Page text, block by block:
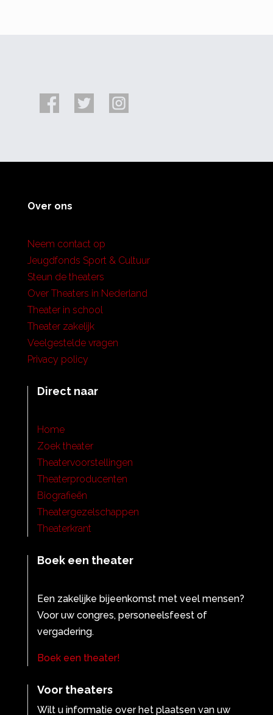
Over ons
Neem contact op
Jeugdfonds Sport & Cultuur
Steun de theaters
Over Theaters in Nederland
Theater in school
Theater zakelijk
Veelgestelde vragen
Privacy policy
Direct naar
Home
Zoek theater
Theatervoorstellingen
Theaterproducenten
Biografieën
Theatergezelschappen
Theaterkrant
Boek een theater
Een zakelijke bijeenkomst met veel mensen?
Voor uw congres, personeelsfeest of
vergadering.
Boek een theater!
Voor theaters
Wilt u informatie over het plaatsen van uw